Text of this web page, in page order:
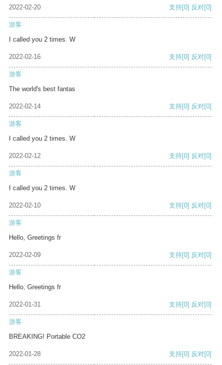
2022-02-20 支持[0] 反对[0]
游客
I called you 2 times. W
2022-02-16 支持[0] 反对[0]
游客
The world's best fantas
2022-02-14 支持[0] 反对[0]
游客
I called you 2 times. W
2022-02-12 支持[0] 反对[0]
游客
I called you 2 times. W
2022-02-10 支持[0] 反对[0]
游客
Hello, Greetings fr
2022-02-09 支持[0] 反对[0]
游客
Hello, Greetings fr
2022-01-31 支持[0] 反对[0]
游客
BREAKING! Portable CO2
2022-01-28 支持[0] 反对[0]